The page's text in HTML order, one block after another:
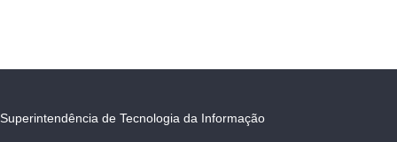
Superintendência de Tecnologia da Informação